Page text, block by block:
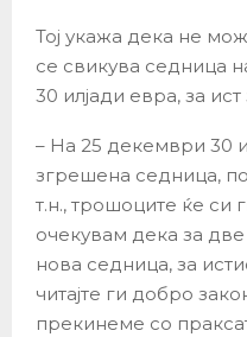
Тој укажа дека не
се свикува седница
30 илјади евра, за ист
– На 25 декември 30
згрешена седница,
т.н., трошоците ќе си
очекувам дека за
нова седница, за
читајте ги добро
прекинеме со